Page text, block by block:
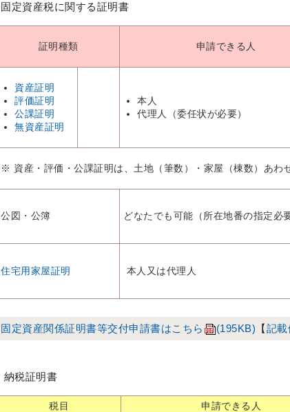
固定資産税に関する証明書
証明種類 申請できる人
資産証明
評価証明
公課証明
無資産証明
本人
代理人（委任状が必要）
※ 資産・評価・公課証明は、土地（筆数）・家屋（棟数）あわ
公図・公簿 どなたでも可能（所在地番の指定必要
住宅用家屋証明 本人又は代理人
固定資産関係証明書等交付申請書はこちら (195KB) 【記載
納税証明書
税目 申請できる人